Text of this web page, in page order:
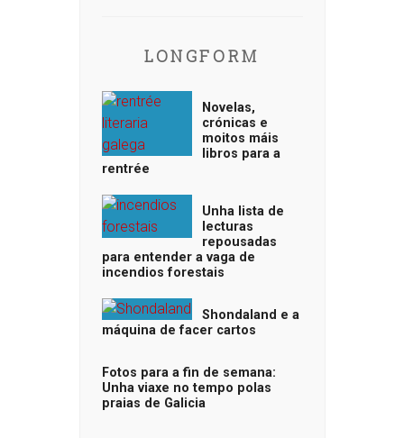
LONGFORM
Novelas,
crónicas e
moitos máis
libros para a
rentrée
Unha lista de
lecturas
repousadas
para entender a vaga de
incendios forestais
Shondaland e a
máquina de facer cartos
Fotos para a fin de semana:
Unha viaxe no tempo polas
praias de Galicia